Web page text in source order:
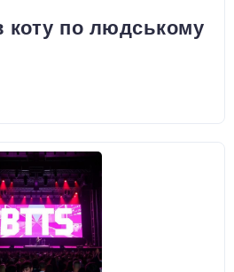
коту по людському